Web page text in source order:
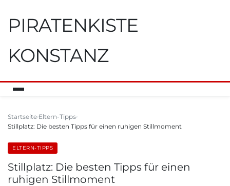
PIRATENKISTE
KONSTANZ
Startseite Eltern-Tipps
Stillplatz: Die besten Tipps für einen ruhigen Stillmoment
ELTERN-TIPPS
Stillplatz: Die besten Tipps für einen
ruhigen Stillmoment